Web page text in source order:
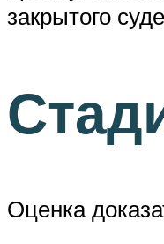
закрытого
Оценка